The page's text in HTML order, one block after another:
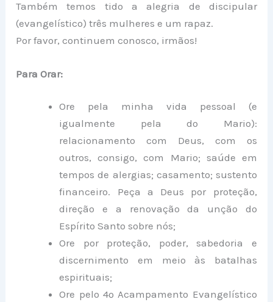
Também temos tido a alegria de discipular
(evangelístico) três mulheres e um rapaz.
Por favor, continuem conosco, irmãos!
Para Orar:
Ore pela minha vida pessoal (e
igualmente pela do Mario):
relacionamento com Deus, com os
outros, consigo, com Mario; saúde em
tempos de alergias; casamento; sustento
financeiro. Peça a Deus por proteção,
direção e a renovação da unção do
Espírito Santo sobre nós;
Ore por proteção, poder, sabedoria e
discernimento em meio às batalhas
espirituais;
Ore pelo 4º Acampamento Evangelístico